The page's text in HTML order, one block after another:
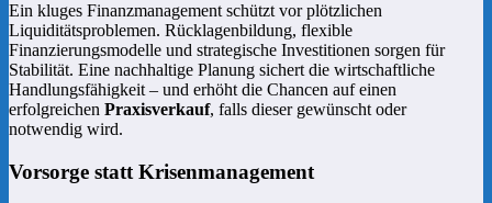
Ein kluges Finanzmanagement schützt vor plötzlichen
Liquiditätsproblemen. Rücklagenbildung, flexible
Finanzierungsmodelle und strategische Investitionen sorgen für
Stabilität. Eine nachhaltige Planung sichert die wirtschaftliche
Handlungsfähigkeit – und erhöht die Chancen auf einen
erfolgreichen Praxisverkauf, falls dieser gewünscht oder
notwendig wird.
Vorsorge statt Krisenmanagement